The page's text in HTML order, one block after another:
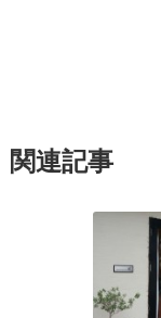
関連記事